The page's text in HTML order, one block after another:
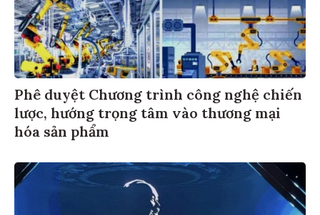
Phê duyệt Chương trình công nghệ chiến
lược, hướng trọng tâm vào thương mại
hóa sản phẩm